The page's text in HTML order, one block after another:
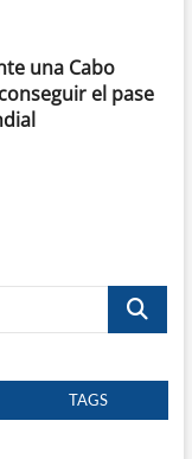
una Cabo
el pase
Buscar
TAGS